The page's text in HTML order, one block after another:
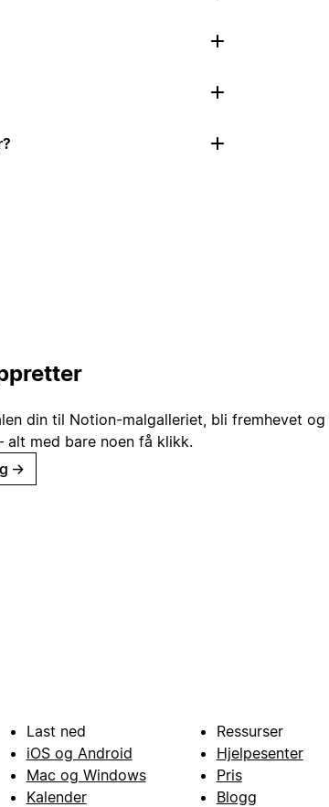
din til Notion-malgalleriet, bli fremhevet
alt med bare noen få klikk.
→
Last ned
iOS og Android
Mac og Windows
Kalender
Ressurser
Hjelpesenter
Pris
Blogg